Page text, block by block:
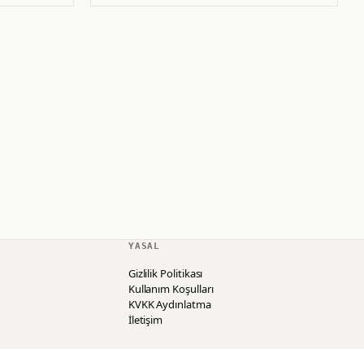
YASAL
Gizlilik Politikası
Kullanım Koşulları
KVKK Aydınlatma
İletişim